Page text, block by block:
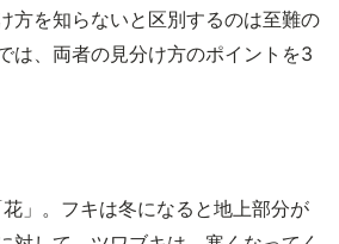
方を知らないと区別するのは至難の
は、両者の見分け方のポイントを3
」。フキは冬になると地上部分が